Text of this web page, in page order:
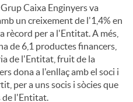
Caixa Enginyers va
un creixement de l'1,4% en
rècord per a l'Entitat. A més,
de 6,1 productes financers,
de l'Entitat, fruit de la
dona a l'enllaç amb el soci i
per a uns socis i sòcies que
l'Entitat.